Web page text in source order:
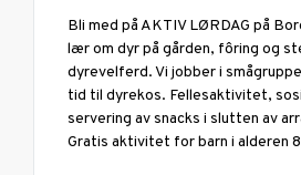
Bli med på AKTIV LØRDAG på
lær om dyr på gården, fôring og
dyrevelferd. Vi jobber i
tid til dyrekos. Fellesaktivitet,
servering av snacks i slutten av
Gratis aktivitet for barn i alderen